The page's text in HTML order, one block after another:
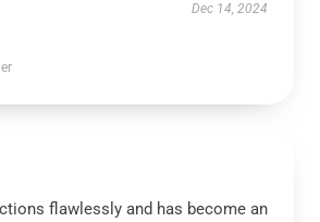
Dec 14, 2024
flawlessly and has become an